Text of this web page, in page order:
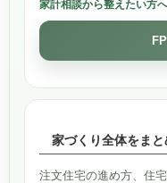
家計相談から整えたい方へ
家づくり全体をま
注文住宅の進め方、住